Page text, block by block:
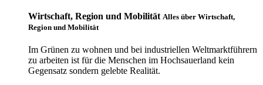
Wirtschaft, Region und Mobilität Alles über Wirtschaft,
Region und Mobilität
Im Grünen zu wohnen und bei industriellen Weltmarktführern
zu arbeiten ist für die Menschen im Hochsauerland kein
Gegensatz sondern gelebte Realität.